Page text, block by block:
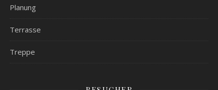
Planung
Terrasse
Treppe